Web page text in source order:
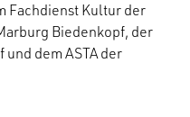
Fachdienst Kultur der
Biedenkopf, der
dem ASTA der